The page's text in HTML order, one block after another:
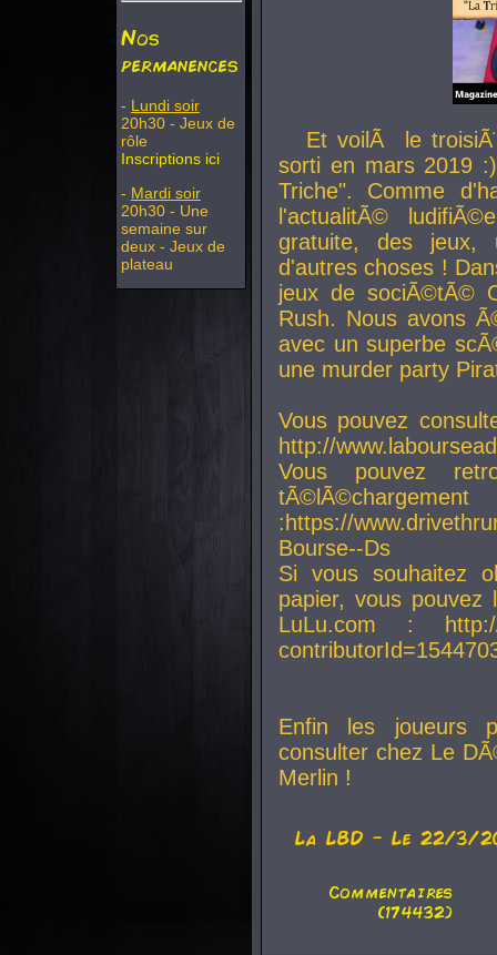
Nos
permanences
- Lundi soir
20h30 - Jeux de
rôle
Inscriptions ici
- Mardi soir
20h30 - Une
semaine sur
deux - Jeux de
plateau
Et voilÃ le
sorti en mars 2019
Triche". Comme
l'actualitÃ©
gratuite, des jeux,
d'autres choses !
jeux de sociÃ©tÃ©
Rush. Nous avons
avec un superbe
une murder party
Vous pouvez
http://
Vous pouvez
:https://
Bourse--Ds
Si vous souhaitez
papier, vous
LuLu.com : http://
Enfin les joueurs
consulter chez Le
Merlin !
La LBD - Le 22/3/
Commentaires
(174432)